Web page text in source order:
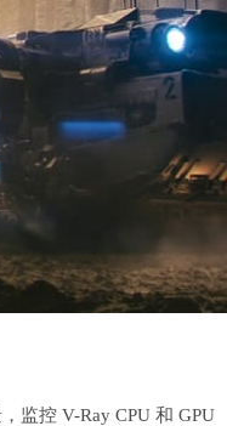
监控 V-Ray CPU 和 GPU